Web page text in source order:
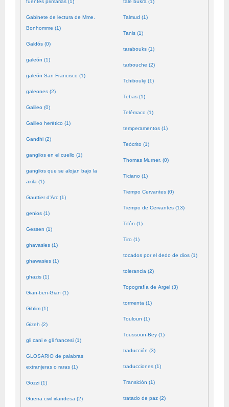
fuentes primarias (1)
Gabinete de lectura de Mme.
Bonhomme (1)
Galdós (0)
galeón (1)
galeón San Francisco (1)
galeones (2)
Galileo (0)
Galileo herético (1)
Gandhi (2)
ganglios en el cuello (1)
ganglios que se alojan bajo la
axila (1)
Gauttier d'Arc (1)
genios (1)
Gessen (1)
ghavasies (1)
ghawasies (1)
ghazis (1)
Gian-ben-Gian (1)
Giblim (1)
Gizeh (2)
gli cani e gli francesi (1)
GLOSARIO de palabras
extranjeras o raras (1)
Gozzi (1)
Guerra civil irlandesa (2)
talé bukra (1)
Talmud (1)
Tanis (1)
tarabouks (1)
tarbouche (2)
Tchiboukji (1)
Tebas (1)
Telémaco (1)
temperamentos (1)
Teócrito (1)
Thomas Murner. (0)
Ticiano (1)
Tiempo Cervantes (0)
Tiempo de Cervantes (13)
Tifón (1)
Tiro (1)
tocados por el dedo de dios (1)
tolerancia (2)
Topografía de Argel (3)
tormenta (1)
Touloun (1)
Toussoun-Bey (1)
traducción (3)
traducciones (1)
Transición (1)
tratado de paz (2)